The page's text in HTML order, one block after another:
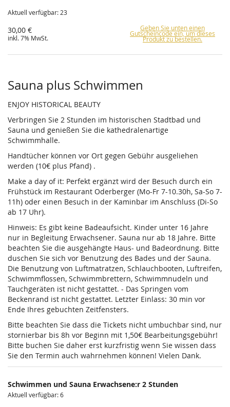
Aktuell verfügbar: 23
30,00 €
inkl. 7% MwSt.
Geben Sie unten einen
Gutscheincode ein, um dieses
Produkt zu bestellen.
Sauna plus Schwimmen
ENJOY HISTORICAL BEAUTY
Verbringen Sie 2 Stunden im historischen Stadtbad und
Sauna und genießen Sie die kathedralenartige
Schwimmhalle.
Handtücher können vor Ort gegen Gebühr ausgeliehen
werden (10€ plus Pfand) .
Make a day of it: Perfekt ergänzt wird der Besuch durch ein
Frühstück im Restaurant Oderberger (Mo-Fr 7-10.30h, Sa-So 7-
11h) oder einen Besuch in der Kaminbar im Anschluss (Di-So
ab 17 Uhr).
Hinweis: Es gibt keine Badeaufsicht. Kinder unter 16 Jahre
nur in Begleitung Erwachsener. Sauna nur ab 18 Jahre. Bitte
beachten Sie die ausgehängte Haus- und Badeordnung. Bitte
duschen Sie sich vor Benutzung des Bades und der Sauna.
Die Benutzung von Luftmatratzen, Schlauchbooten, Luftreifen,
Schwimmflossen, Schwimmbrettern, Schwimmnudeln und
Tauchgeräten ist nicht gestattet. - Das Springen vom
Beckenrand ist nicht gestattet. Letzter Einlass: 30 min vor
Ende Ihres gebuchten Zeitfensters.
Bitte beachten Sie dass die Tickets nicht umbuchbar sind, nur
stornierbar bis 8h vor Beginn mit 1,50€ Bearbeitungsgebühr!
Bitte buchen Sie daher erst kurzfristig wenn Sie wissen dass
Sie den Termin auch wahrnehmen können! Vielen Dank.
Schwimmen und Sauna Erwachsene:r 2 Stunden
Aktuell verfügbar: 6